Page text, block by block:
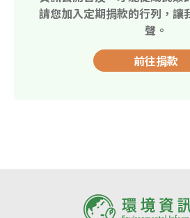
請您加入定期捐款的行列，讓
聲。
前往捐款